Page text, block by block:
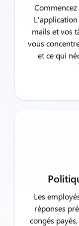
mails et vos
vous
et ce qui
Les
réponses
congés